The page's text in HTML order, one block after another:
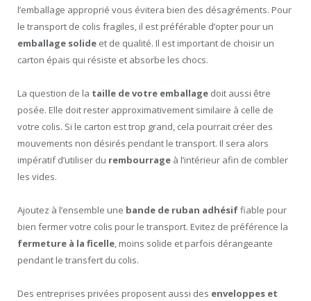
l’emballage approprié vous évitera bien des désagréments. Pour
le transport de colis fragiles, il est préférable d’opter pour un
emballage solide et de qualité. Il est important de choisir un
carton épais qui résiste et absorbe les chocs.
La question de la taille de votre emballage doit aussi être
posée. Elle doit rester approximativement similaire à celle de
votre colis. Si le carton est trop grand, cela pourrait créer des
mouvements non désirés pendant le transport. Il sera alors
impératif d’utiliser du rembourrage à l’intérieur afin de combler
les vides.
Ajoutez à l’ensemble une bande de ruban adhésiffiable pour
bien fermer votre colis pour le transport. Evitez de préférence la
fermeture à la ficelle, moins solide et parfois dérangeante
pendant le transfert du colis.
Des entreprises privées proposent aussi des enveloppes et